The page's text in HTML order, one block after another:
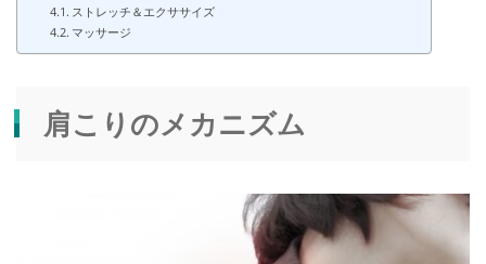
ストレッチ＆エクササイズ
マッサージ
肩こりのメカニズム